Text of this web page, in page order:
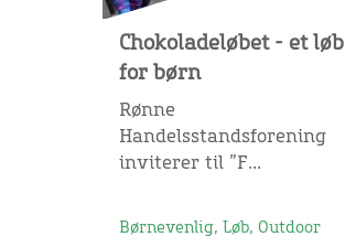
Chokoladeløbet - et løb
for børn
Rønne
Handelsstandsforening
inviterer til ”F...
Børnevenlig, Løb, Outdoor